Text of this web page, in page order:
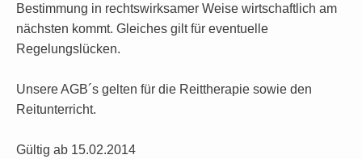
Bestimmung in rechtswirksamer Weise wirtschaftlich am
nächsten kommt. Gleiches gilt für eventuelle
Regelungslücken.
Unsere AGB´s gelten für die Reittherapie sowie den
Reitunterricht.
Gültig ab 15.02.2014